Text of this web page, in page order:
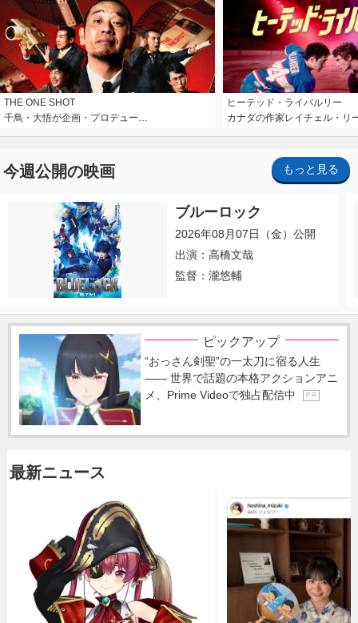
THE ONE SHOT
千鳥・大悟が企画・プロデュー…
ヒーテッド・ライバルリー
カナダの作家レイチェル・リ
今週公開の映画 もっと見る
ブルーロック
2026年08月07日（金）公開
出演：高橋文哉
監督：瀧悠輔
ピックアップ
“おっさん剣聖”の一太刀に宿る人生
―― 世界で話題の本格アクションアニ
メ、Prime Videoで独占配信中
P R
最新ニュース